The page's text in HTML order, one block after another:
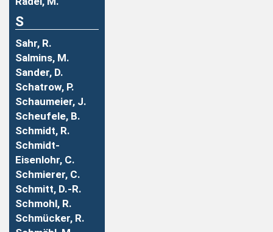
S
Sahr, R.
Salmins, M.
Sander, D.
Schatrow, P.
Schaumeier, J.
Scheufele, B.
Schmidt, R.
Schmidt-
Eisenlohr, C.
Schmierer, C.
Schmitt, D.-R.
Schmohl, R.
Schmücker, R.